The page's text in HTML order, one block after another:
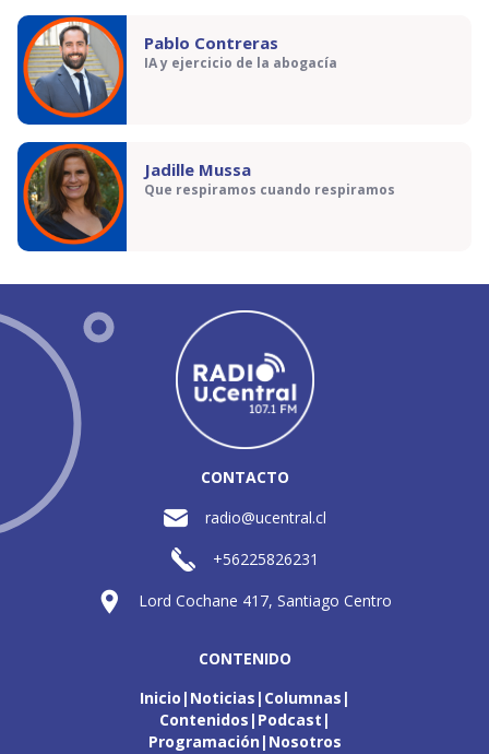
Pablo Contreras
IA y ejercicio de la abogacía
Jadille Mussa
Que respiramos cuando respiramos
CONTACTO
radio@ucentral.cl
+56225826231
Lord Cochane 417, Santiago Centro
CONTENIDO
Inicio Noticias Columnas
Contenidos Podcast
Programación Nosotros